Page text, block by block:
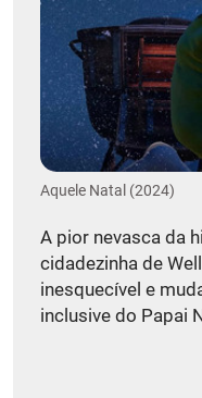
Aquele Natal (2024)
A pior nevasca da
cidadezinha de
inesquecível e
inclusive do Papai